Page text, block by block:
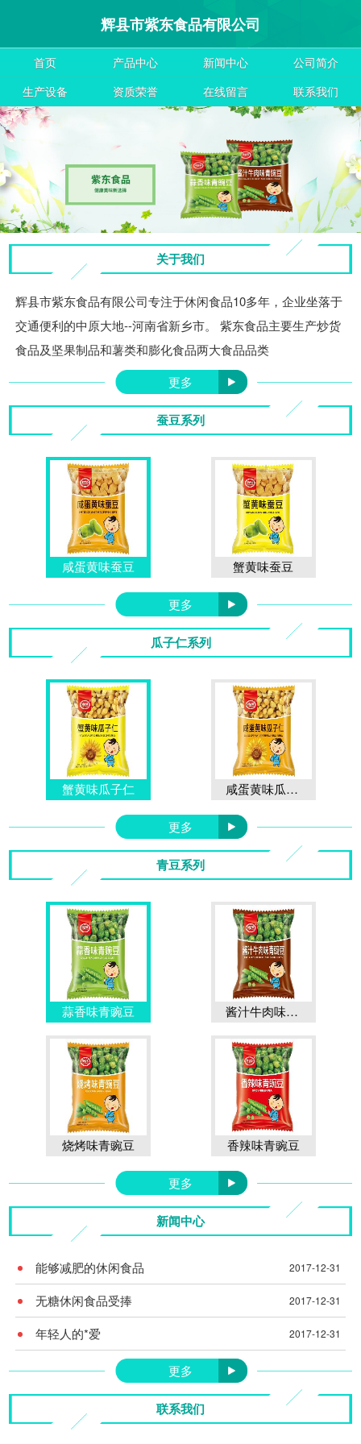
辉县市紫东食品有限公司
首页 产品中心 新闻中心
公司简介
生产设备
资质荣誉 在线留言 联系我们
关于我们
辉县市紫东食品有限公司专注于休闲食品10多年，企业坐落于
交通便利的中原大地--河南省新乡市。 紫东食品主要生产炒货
食品及坚果制品和薯类和膨化食品两大食品品类
更多
蚕豆系列
咸蛋黄味蚕豆 蟹黄味蚕豆
更多
瓜子仁系列
蟹黄味瓜子仁 咸蛋黄味瓜子仁
更多
青豆系列
蒜香味青豌豆 酱汁牛肉味青豌豆
烧烤味青豌豆 香辣味青豌豆
更多
新闻中心
能够减肥的休闲食品 2017-12-31
无糖休闲食品受捧 2017-12-31
年轻人的*爱 2017-12-31
更多
联系我们